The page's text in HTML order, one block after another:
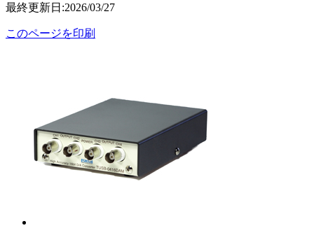
最終更新日:2026/03/27
このページを印刷